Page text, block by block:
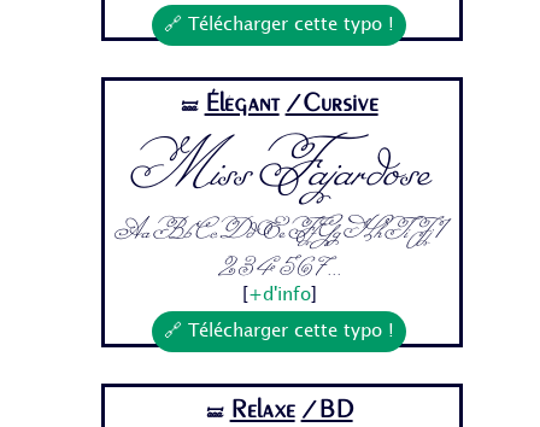
🔗 Télécharger cette typo !
🝛 Élégant /Cursive
Miss Fajardose
Aa Bb Cc Dd Ee Ff Gg Hh Ii Jj 1
2 3 4 5 6 7...
+d'info]
🔗 Télécharger cette typo !
🝛 Relaxe /BD